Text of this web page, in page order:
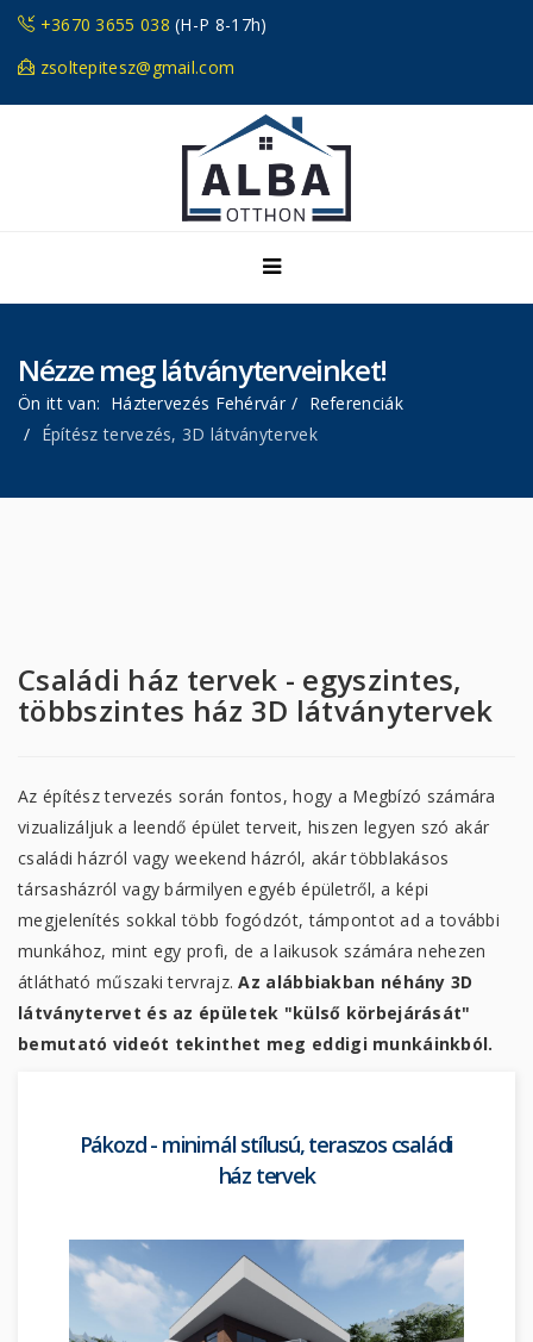
+3670 3655 038 (H-P 8-17h)
zsoltepitesz@gmail.com
Nézze meg látványterveinket!
Ön itt van: Háztervezés Fehérvár
Referenciák
Építész tervezés, 3D látványtervek
Családi ház tervek - egyszintes,
többszintes ház 3D látványtervek
Az építész tervezés során fontos, hogy a Megbízó számára
vizualizáljuk a leendő épület terveit, hiszen legyen szó akár
családi házról vagy weekend házról, akár többlakásos
társasházról vagy bármilyen egyéb épületről, a képi
megjelenítés sokkal több fogódzót, támpontot ad a további
munkához, mint egy profi, de a laikusok számára nehezen
átlátható műszaki tervrajz. Az alábbiakban néhány 3D
látványtervet és az épületek "külső körbejárását"
bemutató videót tekinthet meg eddigi munkáinkból.
Pákozd - minimál stílusú, teraszos családi
ház tervek